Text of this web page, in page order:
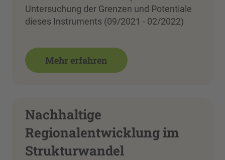
Untersuchung der Grenzen und Potentiale
dieses Instruments (09/2021 - 02/2022)
Mehr erfahren
Nachhaltige
Regionalentwicklung im
Strukturwandel